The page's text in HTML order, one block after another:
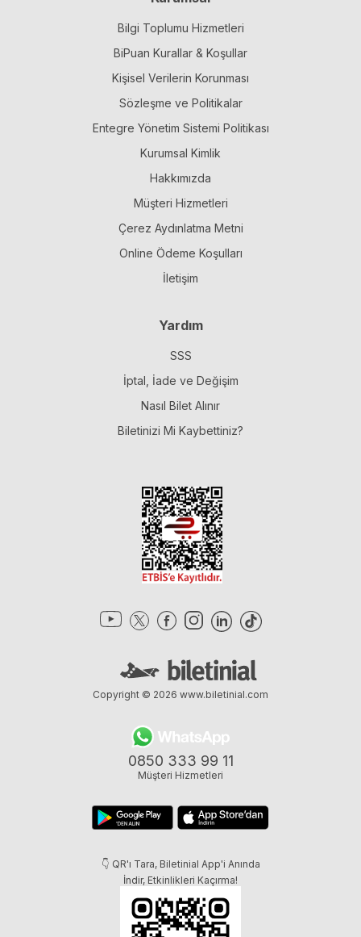
Bilgi Toplumu Hizmetleri
BiPuan Kurallar & Koşullar
Kişisel Verilerin Korunması
Sözleşme ve Politikalar
Entegre Yönetim Sistemi Politikası
Kurumsal Kimlik
Hakkımızda
Müşteri Hizmetleri
Çerez Aydınlatma Metni
Online Ödeme Koşulları
İletişim
Yardım
SSS
İptal, İade ve Değişim
Nasıl Bilet Alınır
Biletinizi Mi Kaybettiniz?
0850 333 99 11
Müşteri Hizmetleri
👇 QR'ı Tara, Biletinial App'i Anında
İndir, Etkinlikleri Kaçırma!
Copyright © 2026 www.biletinial.com